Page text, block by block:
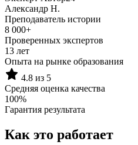
Александр Н.
Преподаватель истории
8 000+
Проверенных экспертов
13 лет
Опыта на рынке образования
4.8 из 5
Средняя оценка качества
100%
Гарантия результата
Как это работает